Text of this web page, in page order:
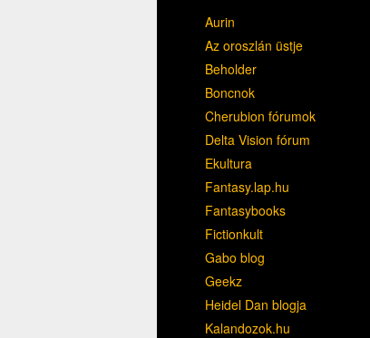
Aurin
Az oroszlán üstje
Beholder
Boncnok
Cherubion fórumok
Delta Vision fórum
Ekultura
Fantasy.lap.hu
Fantasybooks
Fictionkult
Gabo blog
Geekz
Heidel Dan blogja
Kalandozok.hu